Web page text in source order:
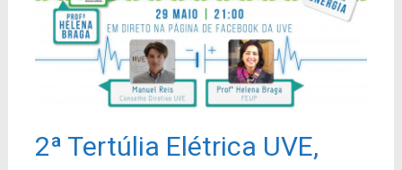
2ª Tertúlia Elétrica UVE,